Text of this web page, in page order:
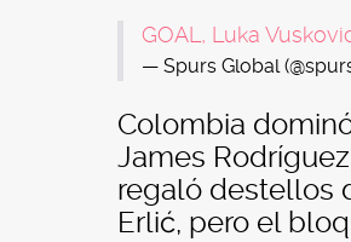
GOAL, Luka
— Spurs Global
Colombia
James
regaló destellos
Erlić, pero el